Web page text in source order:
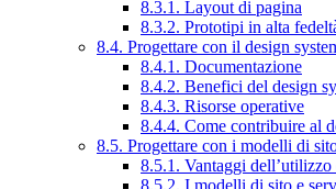
8.3.1. Layout di pagina
8.3.2. Prototipi in alta
8.4. Progettare con il design
8.4.1. Documentazione
8.4.2. Benefici del design
8.4.3. Risorse operative
8.4.4. Come contribuire al
8.5. Progettare con i modelli di
8.5.1. Vantaggi
8.5.2. I modelli di sito e